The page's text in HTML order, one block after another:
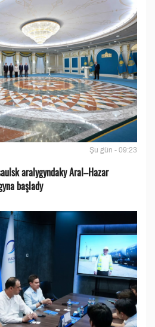
Şu gün - 09:23
aralygyndaky Aral–Hazar
başlady